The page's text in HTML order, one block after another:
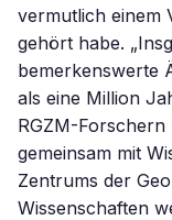
vermutlich einem
gehört habe.
bemerkenswerte
als eine Million
RGZM-Forschern
gemeinsam mit
Zentrums der
Wissenschaften